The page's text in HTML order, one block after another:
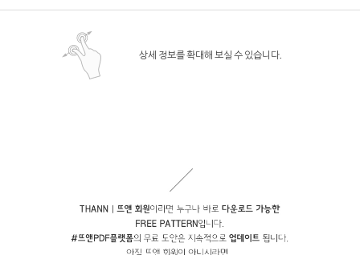
상세 정보를 확대해 보실 수 있습니다.